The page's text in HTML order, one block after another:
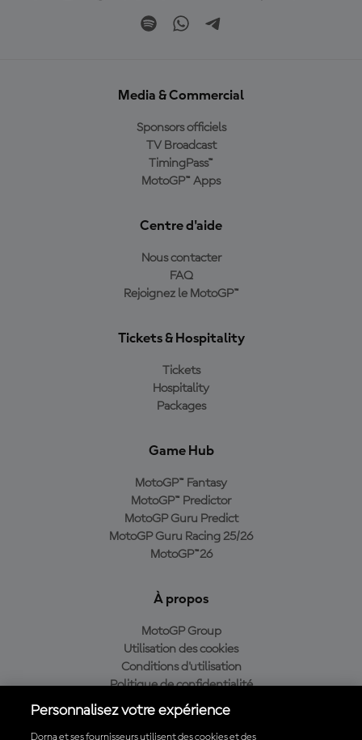
Media & Commercial
Sponsors officiels
TV Broadcast
TimingPass™
MotoGP™ Apps
Centre d'aide
Nous contacter
FAQ
Rejoignez le MotoGP™
Tickets & Hospitality
Tickets
Hospitality
Packages
Game Hub
MotoGP™ Fantasy
MotoGP™ Predictor
MotoGP Guru Predict
MotoGP Guru Racing 25/26
MotoGP™26
À propos
MotoGP Group
Utilisation des cookies
Conditions d'utilisation
Politique de confidentialité
Politique d’achat
Personnalisez votre expérience
Dorna et ses fournisseurs utilisent des cookies et des